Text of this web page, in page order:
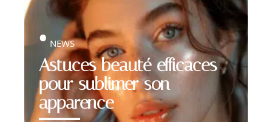
Astuces beauté efficaces
pour sublimer son
apparence
NEWS